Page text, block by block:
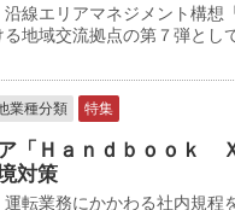
線エリアマネジメント構想
地域交流拠点の第７弾とし
業種分類 特集
「Ｈａｎｄｂｏｏｋ
対策
転業務にかかわる社内規程